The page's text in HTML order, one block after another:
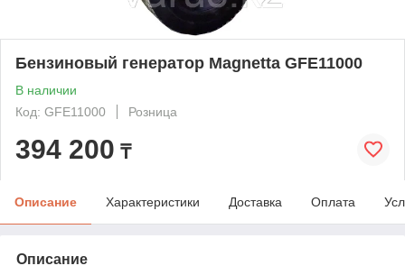
Бензиновый генератор Magnetta GFE11000
В наличии
Код: GFE11000
Розница
394 200 ₸
Описание Характеристики Доставка Оплата
Описание